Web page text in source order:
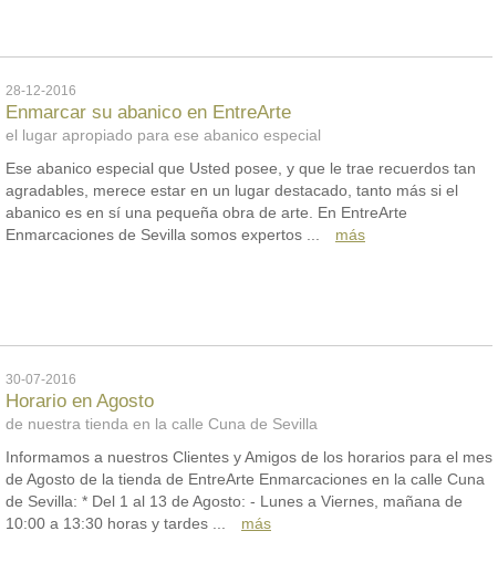
28-12-2016
Enmarcar su abanico en EntreArte
el lugar apropiado para ese abanico especial
Ese abanico especial que Usted posee, y que le trae recuerdos tan
agradables, merece estar en un lugar destacado, tanto más si el
abanico es en sí una pequeña obra de arte. En EntreArte
Enmarcaciones de Sevilla somos expertos ...
más
30-07-2016
Horario en Agosto
de nuestra tienda en la calle Cuna de Sevilla
Informamos a nuestros Clientes y Amigos de los horarios para el mes
de Agosto de la tienda de EntreArte Enmarcaciones en la calle Cuna
de Sevilla: * Del 1 al 13 de Agosto: - Lunes a Viernes, mañana de
10:00 a 13:30 horas y tardes ...
más